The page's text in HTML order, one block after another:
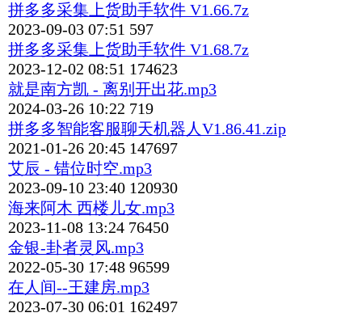
拼多多采集上货助手软件 V1.66.7z
2023-09-03 07:51 597
拼多多采集上货助手软件 V1.68.7z
2023-12-02 08:51 174623
就是南方凯 - 离别开出花.mp3
2024-03-26 10:22 719
拼多多智能客服聊天机器人V1.86.41.zip
2021-01-26 20:45 147697
艾辰 - 错位时空.mp3
2023-09-10 23:40 120930
海来阿木 西楼儿女.mp3
2023-11-08 13:24 76450
金银-卦者灵风.mp3
2022-05-30 17:48 96599
在人间--王建房.mp3
2023-07-30 06:01 162497